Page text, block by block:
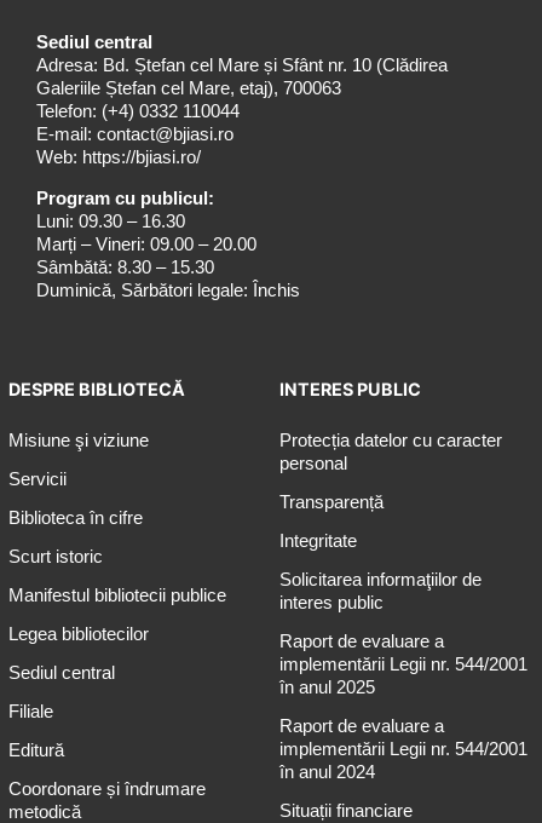
Sediul central
Adresa: Bd. Ștefan cel Mare și Sfânt nr. 10 (Clădirea
Galeriile Ștefan cel Mare, etaj), 700063
Telefon: (+4) 0332 110044
E-mail: contact@bjiasi.ro
Web: https://bjiasi.ro/
Program cu publicul:
Luni: 09.30 – 16.30
Marți – Vineri: 09.00 – 20.00
Sâmbătă: 8.30 – 15.30
Duminică, Sărbători legale: Închis
DESPRE BIBLIOTECĂ
Misiune şi viziune
Servicii
Biblioteca în cifre
Scurt istoric
Manifestul bibliotecii publice
Legea bibliotecilor
Sediul central
Filiale
Editură
Coordonare și îndrumare
metodică
INTERES PUBLIC
Protecția datelor cu caracter
personal
Transparență
Integritate
Solicitarea informaţiilor de
interes public
Raport de evaluare a
implementării Legii nr. 544/2001
în anul 2025
Raport de evaluare a
implementării Legii nr. 544/2001
în anul 2024
Situații financiare